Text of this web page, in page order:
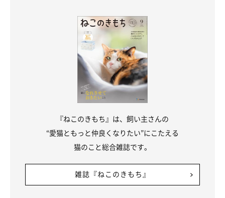
ホットドッグといえばウインナーと犬（ドッグ）…ということで
誕生したのは、柴犬とタコさんウインナーのほのぼのコンビ♪
なんともいえない表情がまたツボにはまりそう！
『ねこのきもち』は、飼い主さんの
“愛猫ともっと仲良くなりたい”にこたえる
猫のこと総合雑誌です。
雑誌『ねこのきもち』